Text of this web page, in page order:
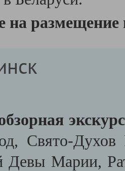
на размещение
Свято-Духов
Девы Марии,